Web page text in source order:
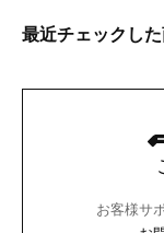
最近チェックし
お客様サ